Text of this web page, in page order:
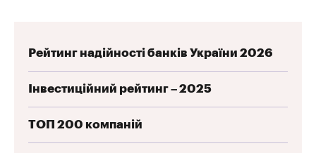
Рейтинг надійності банків України 2026
Інвестиційний рейтинг – 2025
ТОП 200 компаній